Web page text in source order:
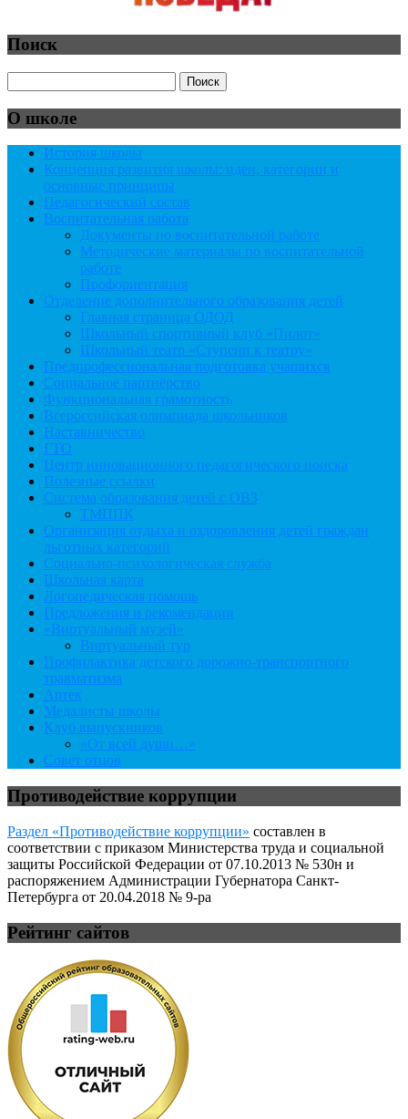
Поиск
О школе
История школы
Концепция развития школы: идеи, категории и
основные принципы
Педагогический состав
Воспитательная работа
Документы по воспитательной работе
Методические материалы по воспитательной
работе
Профориентация
Отделение дополнительного образования детей
Главная страница ОДОД
Школьный спортивный клуб «Пилот»
Школьный театр «Ступени к театру»
Предпрофессиональная подготовка учащихся
Социальное партнёрство
Функциональная грамотность
Всероссийская олимпиада школьников
Наставничество
ГТО
Центр инновационного педагогического поиска
Полезные ссылки
Система образования детей с ОВЗ
ТМППК
Организация отдыха и оздоровления детей граждан
льготных категорий
Социально-психологическая служба
Школьная карта
Логопедическая помощь
Предложения и рекомендации
«Виртуальный музей»
Виртуальный тур
Профилактика детского дорожно-транспортного
травматизма
Артек
Медалисты школы
Клуб выпускников
«От всей души…»
Совет отцов
Противодействие коррупции
Раздел «Противодействие коррупции» составлен в
соответствии с приказом Министерства труда и социальной
защиты Российской Федерации от 07.10.2013 № 530н и
распоряжением Администрации Губернатора Санкт-
Петербурга от 20.04.2018 № 9-ра
Рейтинг сайтов